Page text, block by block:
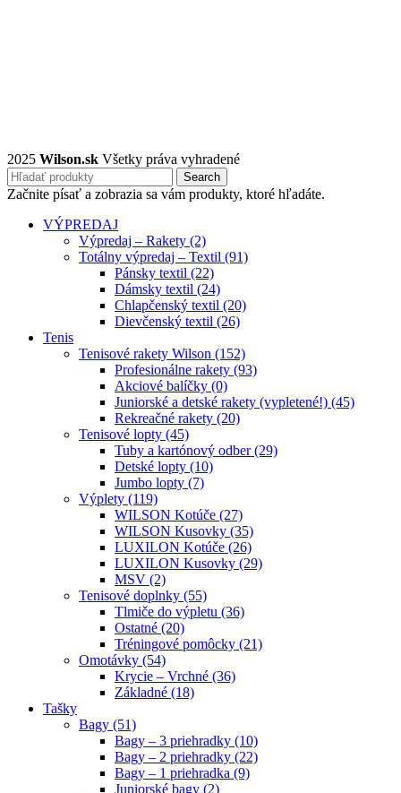
2025 Wilson.sk Všetky práva vyhradené
Search
Začnite písať a zobrazia sa vám produkty, ktoré hľadáte.
VÝPREDAJ
Výpredaj – Rakety (2)
Totálny výpredaj – Textil (91)
Pánsky textil (22)
Dámsky textil (24)
Chlapčenský textil (20)
Dievčenský textil (26)
Tenis
Tenisové rakety Wilson (152)
Profesionálne rakety (93)
Akciové balíčky (0)
Juniorské a detské rakety (vypletené!) (45)
Rekreačné rakety (20)
Tenisové lopty (45)
Tuby a kartónový odber (29)
Detské lopty (10)
Jumbo lopty (7)
Výplety (119)
WILSON Kotúče (27)
WILSON Kusovky (35)
LUXILON Kotúče (26)
LUXILON Kusovky (29)
MSV (2)
Tenisové doplnky (55)
Tlmiče do výpletu (36)
Ostatné (20)
Tréningové pomôcky (21)
Omotávky (54)
Krycie – Vrchné (36)
Základné (18)
Tašky
Bagy (51)
Bagy – 3 priehradky (10)
Bagy – 2 priehradky (22)
Bagy – 1 priehradka (9)
Juniorské bagy (2)